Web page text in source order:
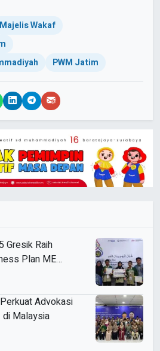
Majelis Wakaf
PWM Jatim
Gresik Raih
Plan ME
Advokasi
Malaysia